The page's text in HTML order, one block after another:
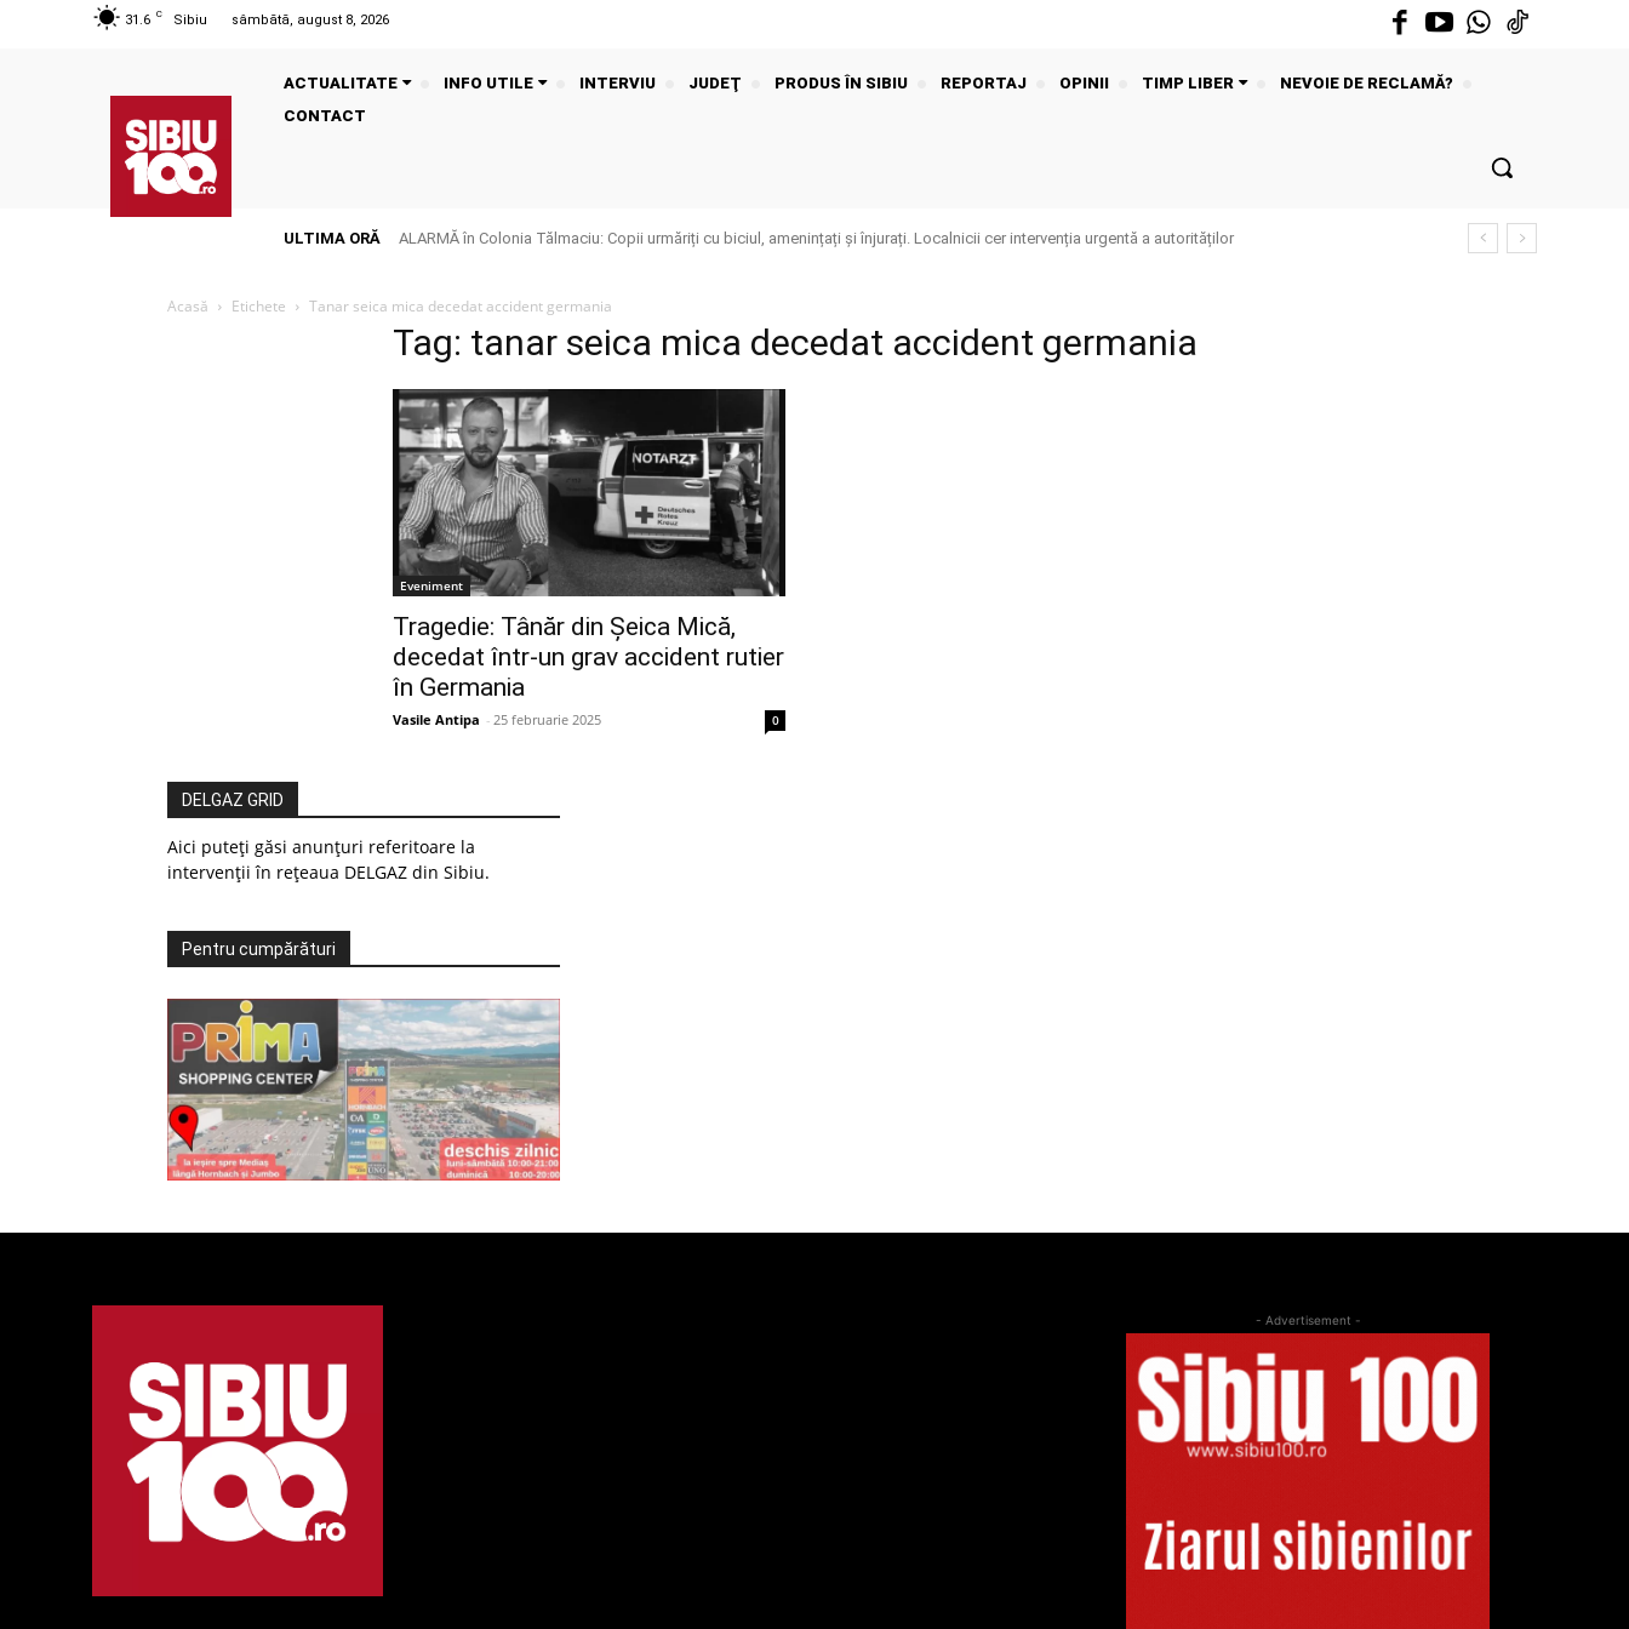
31.6 C Sibiu sâmbătă, august 8, 2026
ACTUALITATE INFO UTILE INTERVIU JUDEŢ PRODUS ÎN SIBIU REPORTAJ OPINII TIMP LIBER
NEVOIE DE RECLAMĂ?
CONTACT
ULTIMA ORĂ ALARMĂ în Colonia Tălmaciu: Copii urmăriți cu biciul, amenințați și înjurați. Localnicii cer intervenția urgentă a autorităților
Acasă Etichete Tanar seica mica decedat accident germania
Tag: tanar seica mica decedat accident germania
Eveniment
Tragedie: Tânăr din Șeica Mică,
decedat într-un grav accident rutier
în Germania
Vasile Antipa - 25 februarie 2025 0
DELGAZ GRID
Aici puteți găsi anunțuri referitoare la
intervenții în rețeaua DELGAZ din Sibiu.
Pentru cumpărături
- Advertisement -